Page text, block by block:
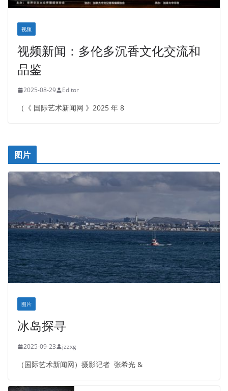
视频
视频新闻：多伦多沉香文化交流和
品鉴
2025-08-29 Editor
（《 国际艺术新闻网 》2025 年 8
图片
图片
冰岛探寻
2025-09-23 jzzxg
（国际艺术新闻网）摄影记者 张希光 &